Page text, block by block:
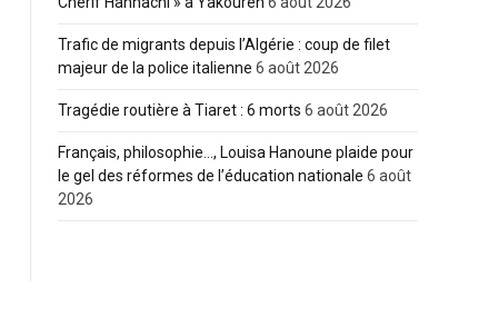
Trafic de migrants depuis l’Algérie : coup de filet
majeur de la police italienne 6 août 2026
Tragédie routière à Tiaret : 6 morts 6 août 2026
Français, philosophie…, Louisa Hanoune plaide pour
le gel des réformes de l’éducation nationale 6 août
2026